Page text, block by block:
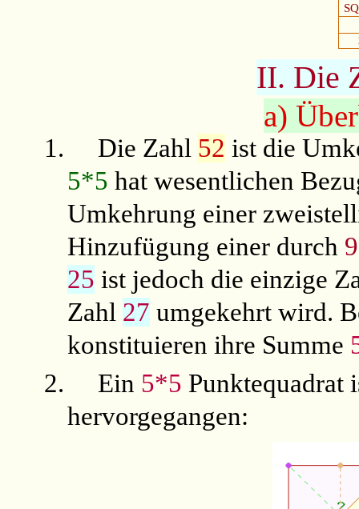
SQ
II. Die
a)
1. Die Zahl 52 ist die
5*5 hat wesentlichen
Umkehrung einer
Hinzufügung einer durch 9
25 ist jedoch die einzige
Zahl 27 umgekehrt wird.
konstituieren ihre Summe
2.
Ein 5*5 Punktequadrat
hervorgegangen: